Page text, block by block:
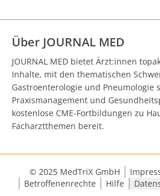
Über JOURNAL MED
JOURNAL MED bietet Ärzt:innen
Inhalte, mit den thematischen
Gastroenterologie und Pneumologie
Praxismanagement und
kostenlose CME-Fortbildungen zu
Facharztthemen bereit.
© 2025 MedTriX GmbH
Betroffenenrechte
Hilfe